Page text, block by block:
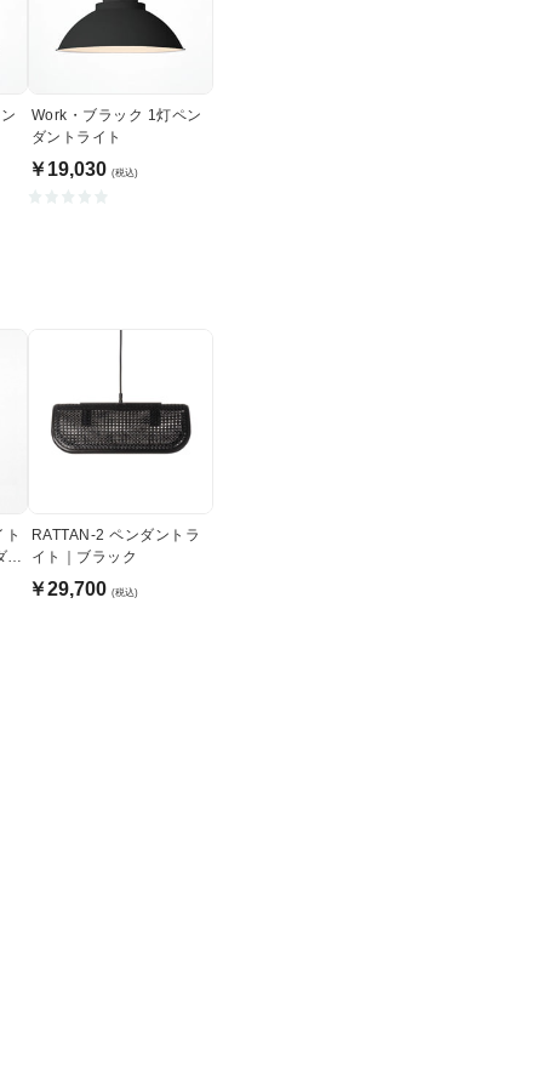
Work・ブラック 1灯ペン
ダントライト
￥19,030 (税込)
ス
RATTAN-2 ペンダントラ
イト｜ブラック
￥29,700 (税込)